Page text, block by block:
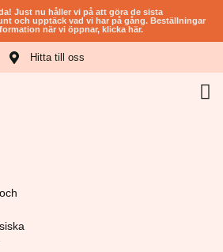
Just nu håller vi på att göra de sista
och upptäck vad vi har på gång. Beställningar
när vi öppnar, klicka här.​
Hitta till oss